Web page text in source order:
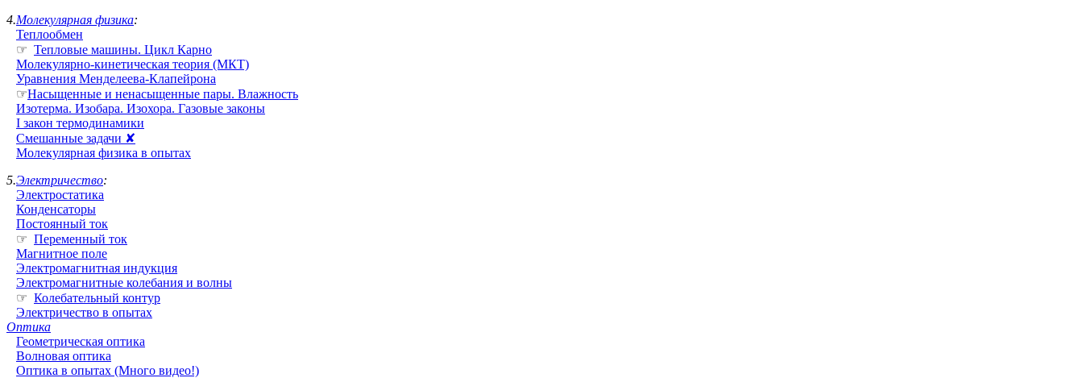
4.Молекулярная физика:
Теплообмен
☞ Тепловые машины. Цикл Карно
Молекулярно-кинетическая теория (МКТ)
Уравнения Менделеева-Клапейрона
☞Насыщенные и ненасыщенные пары. Влажность
Изотерма. Изобара. Изохора. Газовые законы
I закон термодинамики
Смешанные задачи ✘
Молекулярная физика в опытах
5.Электричество:
Электростатика
Конденсаторы
Постоянный ток
☞ Переменный ток
Магнитное поле
Электромагнитная индукция
Электромагнитные колебания и волны
☞ Колебательный контур
Электричество в опытах
Оптика
Геометрическая оптика
Волновая оптика
Оптика в опытах (Много видео!)